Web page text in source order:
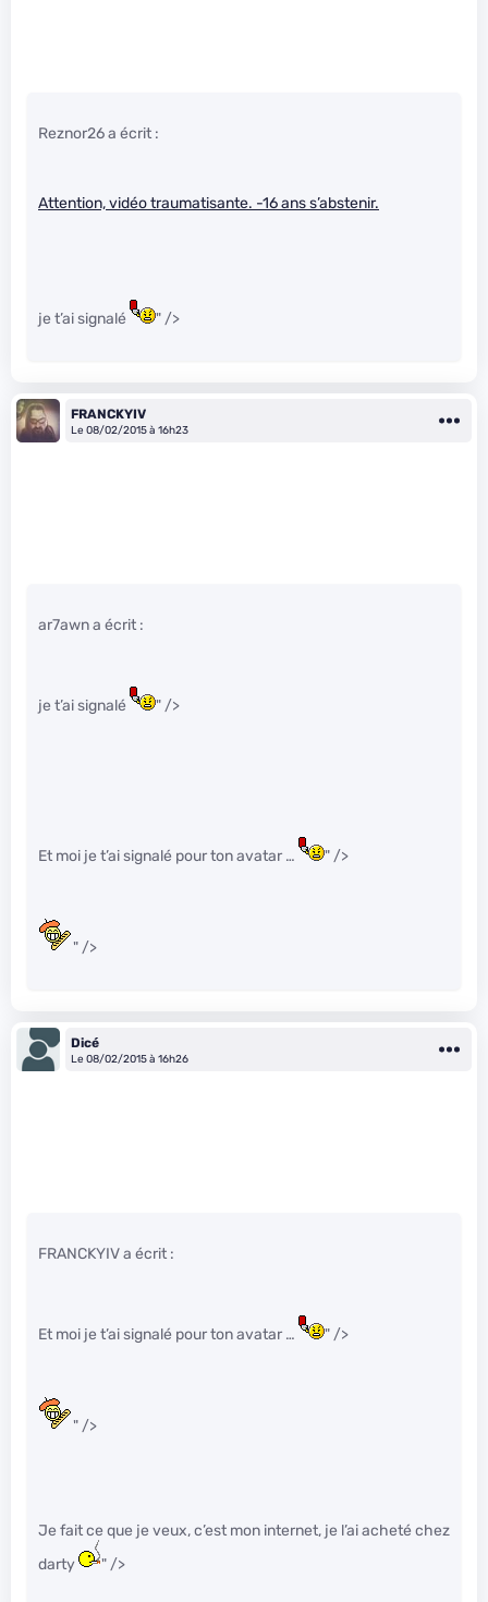
Reznor26 a écrit :
Attention, vidéo traumatisante. -16 ans s’abstenir.
je t’ai signalé " />
FRANCKYIV
Le 08/02/2015 à 16h23
ar7awn a écrit :
je t’ai signalé " />
Et moi je t’ai signalé pour ton avatar … " />
" />
Dicé
Le 08/02/2015 à 16h26
FRANCKYIV a écrit :
Et moi je t’ai signalé pour ton avatar … " />
" />
Je fait ce que je veux, c’est mon internet, je l’ai acheté chez
darty
" />